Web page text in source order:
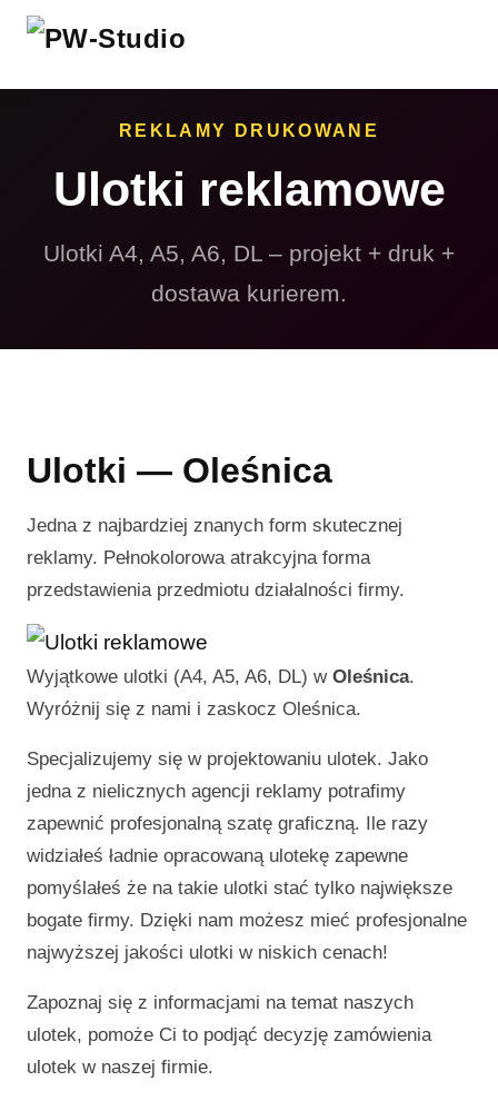
REKLAMY DRUKOWANE
Ulotki reklamowe
Ulotki A4, A5, A6, DL – projekt + druk +
dostawa kurierem.
Ulotki — Oleśnica
Jedna z najbardziej znanych form skutecznej
reklamy. Pełnokolorowa atrakcyjna forma
przedstawienia przedmiotu działalności firmy.
Wyjątkowe ulotki (A4, A5, A6, DL) w Oleśnica.
Wyróżnij się z nami i zaskocz Oleśnica.
Specjalizujemy się w projektowaniu ulotek. Jako
jedna z nielicznych agencji reklamy potrafimy
zapewnić profesjonalną szatę graficzną. Ile razy
widziałeś ładnie opracowaną ulotekę zapewne
pomyślałeś że na takie ulotki stać tylko największe
bogate firmy. Dzięki nam możesz mieć profesjonalne
najwyższej jakości ulotki w niskich cenach!
Zapoznaj się z informacjami na temat naszych
ulotek, pomoże Ci to podjąć decyzję zamówienia
ulotek w naszej firmie.